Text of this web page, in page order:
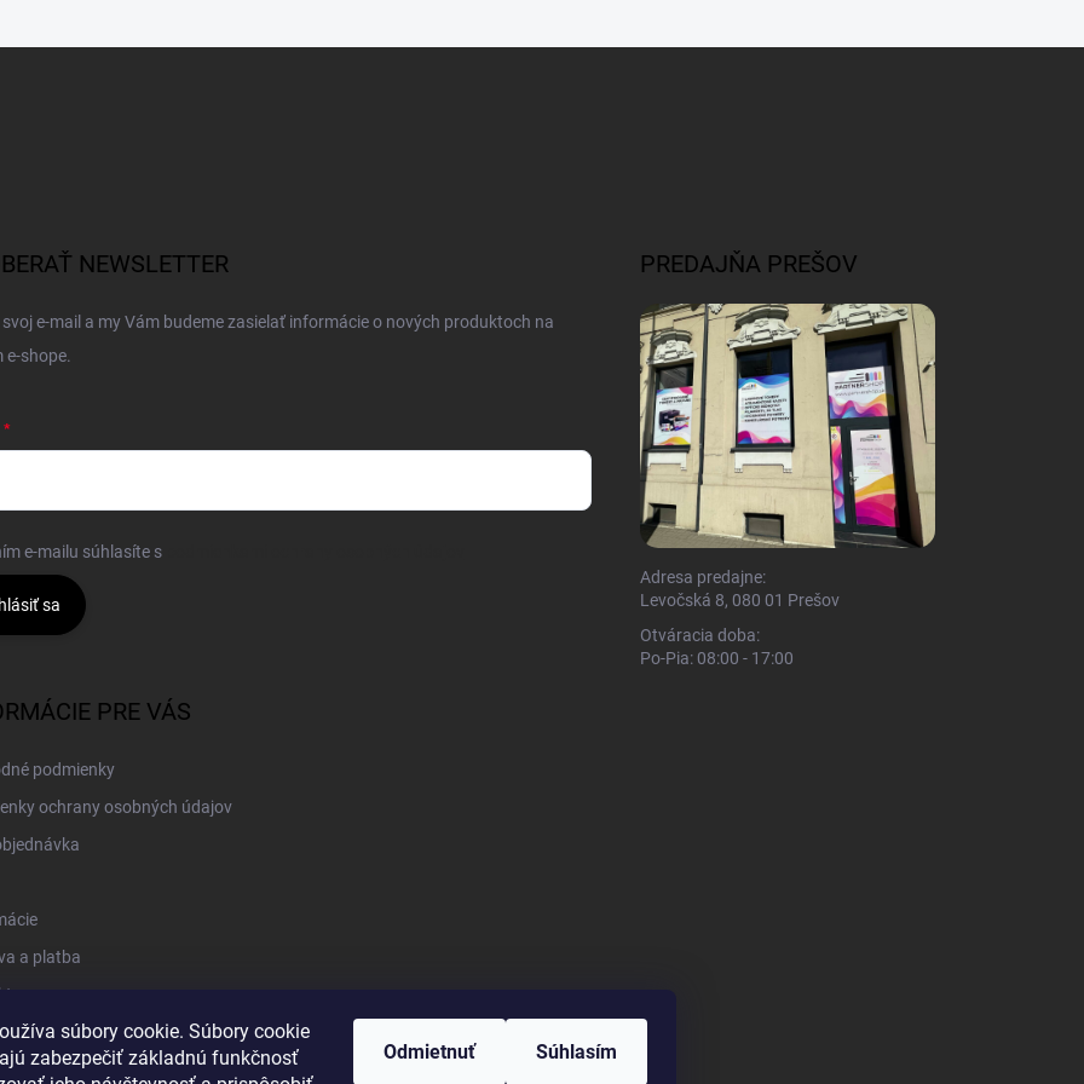
súbory cookie. Súbory cookie
zabezpečiť základnú funkčnosť
Odmietnuť Súhlasím
NEWSLETTER
e-mail a my Vám budeme zasielať informácie o nových produktoch na
e-shope.
e-mailu súhlasíte s
sa
PREDAJŇA PREŠOV
Adresa predajne:
Levočská 8, 080 01 Prešov
Otváracia doba:
Po-Pia: 08:00 - 17:00
PRE VÁS
podmienky
ochrany osobných údajov
a platba